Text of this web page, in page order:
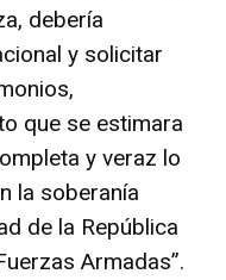
debería
y solicitar
que se estimara
y veraz lo
la soberanía
de la República
Armadas”.